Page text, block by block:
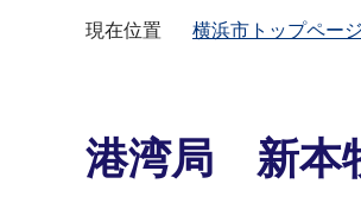
現在位置 横浜市トップページ
港湾局 新本